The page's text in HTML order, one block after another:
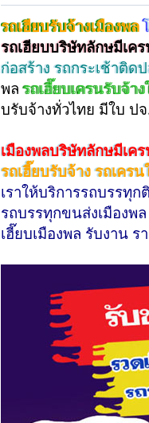
รถเฮียบรับจ้างเมืองพล
รถเฮียบบริษัทลักษมีเค
ก่อสร้าง รถกระเช้าติด
พล รถเฮี๊ยบเครนรับจ้
บรับจ้างทั่วไทย มีใบ ป
เมืองพลบริษัทลักษมีเค
รถเฮี๊ยบรับจ้าง รถเครน
เราให้บริการรถบรรทุ
รถบรรทุกขนส่งเมืองพ
เฮี๊ยบเมืองพล รับงาน ร